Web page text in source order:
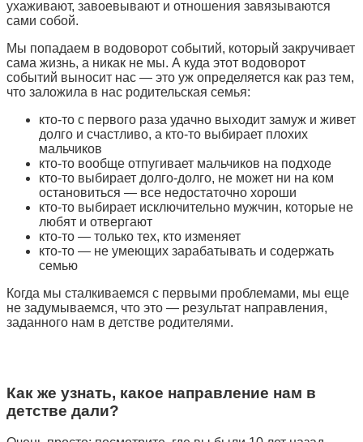
ухаживают, завоевывают и отношения завязываются
сами собой.
Мы попадаем в водоворот событий, который закручивает
сама жизнь, а никак не мы. А куда этот водоворот
событий выносит нас — это уж определяется как раз тем,
что заложила в нас родительская семья:
кто-то с первого раза удачно выходит замуж и живет
долго и счастливо, а кто-то выбирает плохих
мальчиков
кто-то вообще отпугивает мальчиков на подходе
кто-то выбирает долго-долго, не может ни на ком
остановиться — все недостаточно хороши
кто-то выбирает исключительно мужчин, которые не
любят и отвергают
кто-то — только тех, кто изменяет
кто-то — не умеющих зарабатывать и содержать
семью
Когда мы сталкиваемся с первыми проблемами, мы еще
не задумываемся, что это — результат направления,
заданного нам в детстве родителями.
Как же узнать, какое направление нам в
детстве дали?